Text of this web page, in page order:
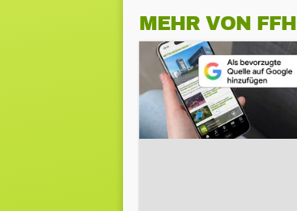
MEHR VON FFH